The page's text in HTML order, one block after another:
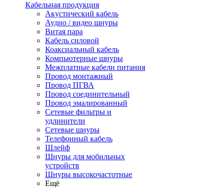
Кабельная продукция
Акустический кабель
Аудио / видео шнуры
Витая пара
Кабель силовой
Коаксиальный кабель
Компьютерные шнуры
Межплатные кабели питания
Провод монтажный
Провод ПГВА
Провод соединительный
Провод эмалированный
Сетевые фильтры и
удлинители
Сетевые шнуры
Телефонный кабель
Шлейф
Шнуры для мобильных
устройств
Шнуры высокочастотные
Ещё